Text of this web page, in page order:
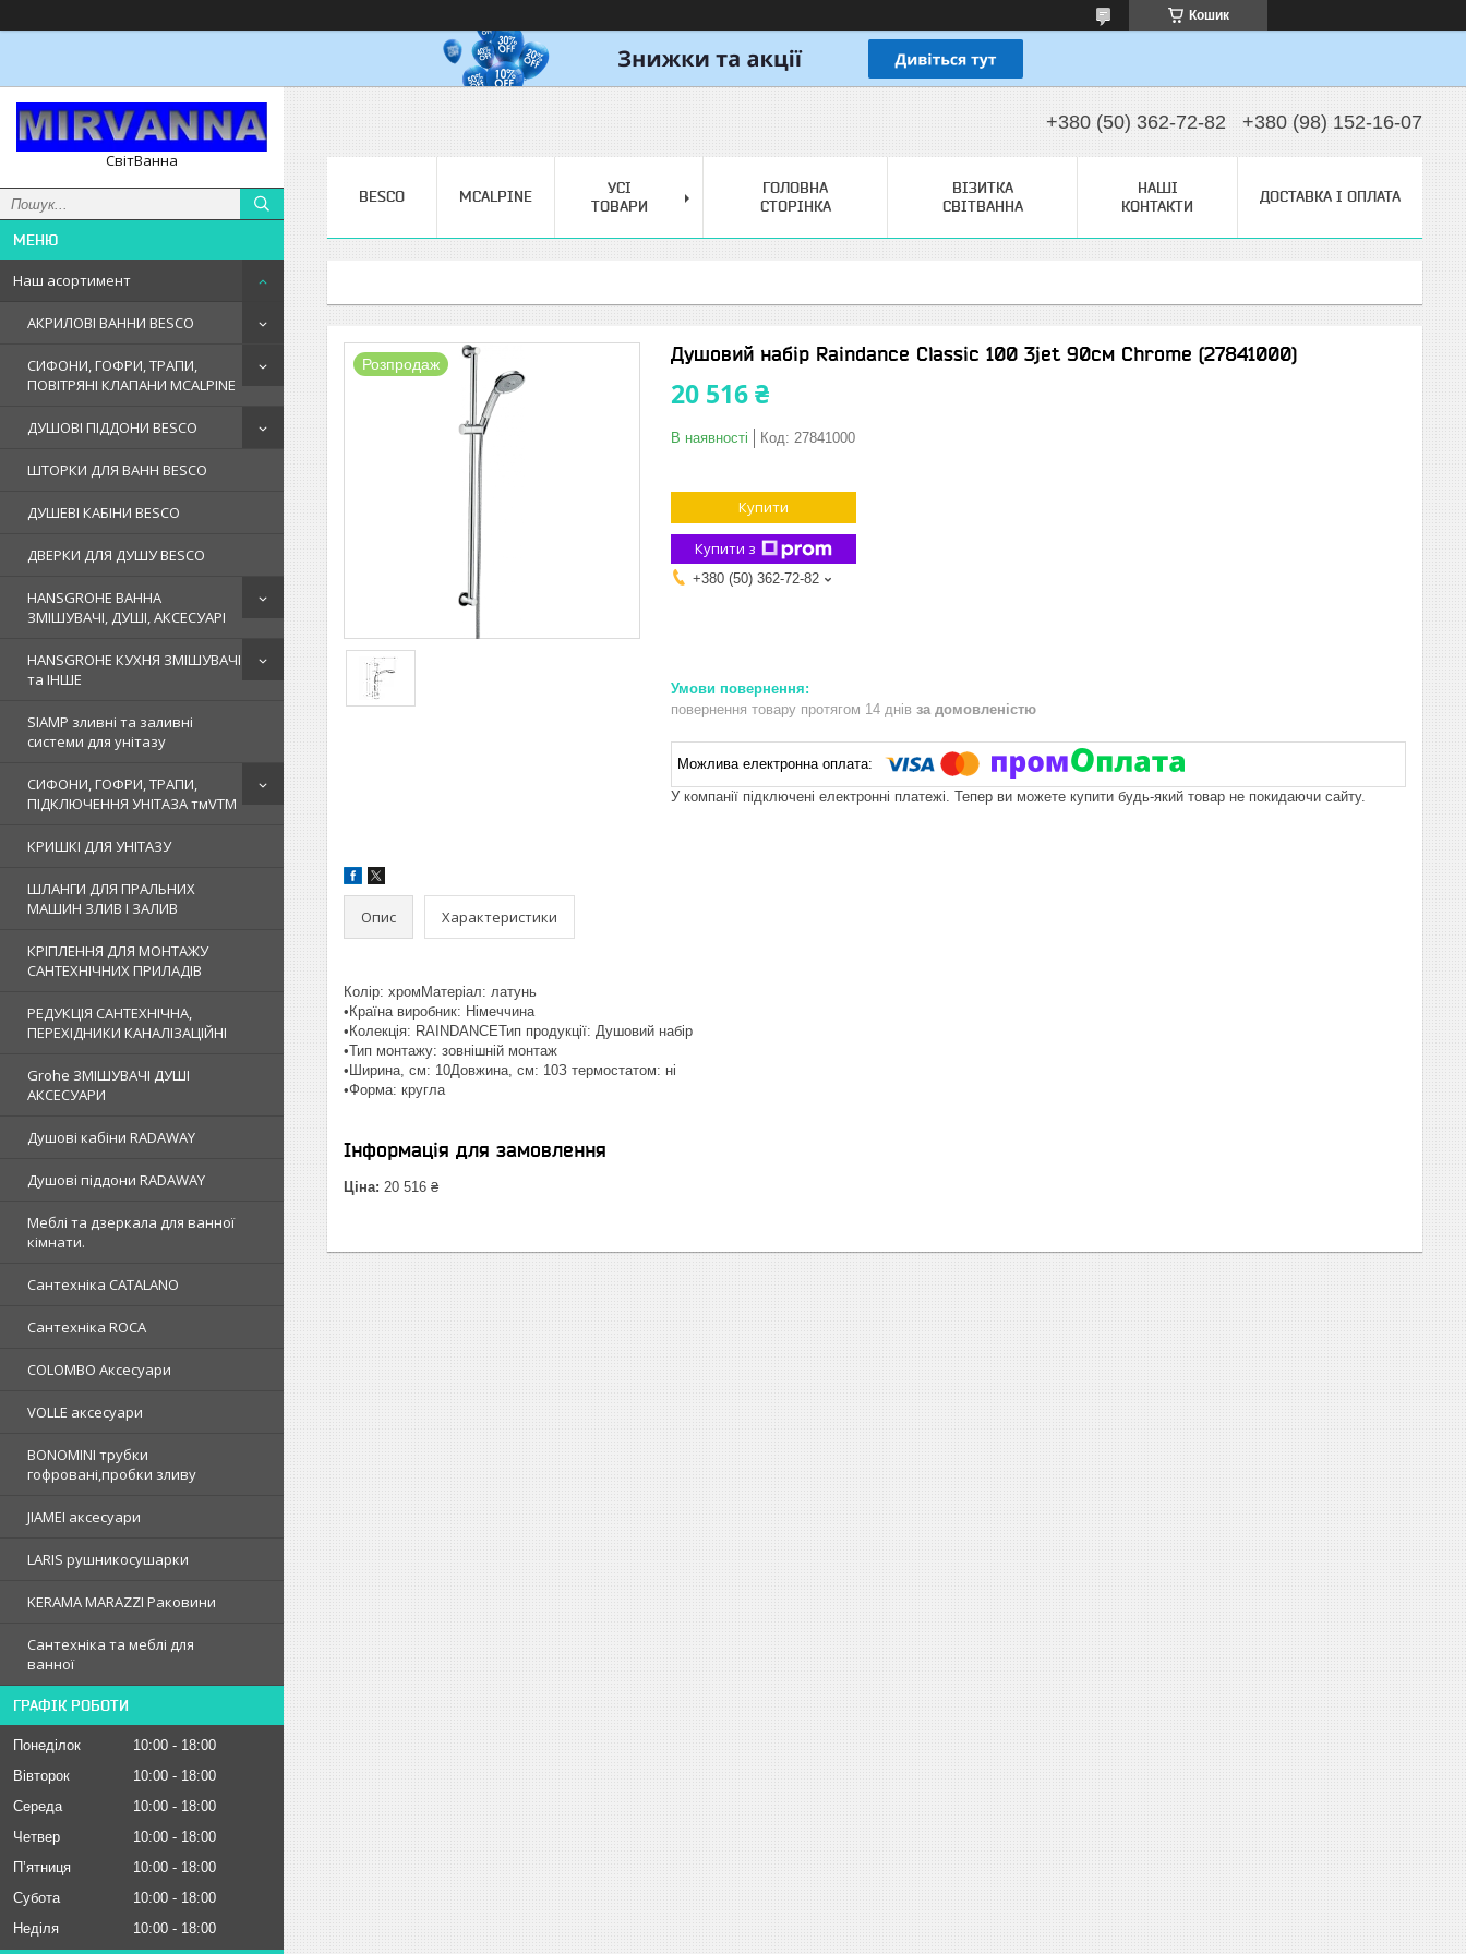
Кошик
СвітВанна
Наш асортимент
АКРИЛОВІ ВАННИ BESCO
СИФОНИ, ГОФРИ, ТРАПИ,
ПОВІТРЯНІ КЛАПАНИ MCALPINE
ДУШОВІ ПІДДОНИ BESCO
ШТОРКИ ДЛЯ ВАНН BESCO
ДУШЕВІ КАБІНИ BESCO
ДВЕРКИ ДЛЯ ДУШУ BESCO
HANSGROHE ВАННА
ЗМІШУВАЧІ, ДУШІ, АКСЕСУАРІ
HANSGROHE КУХНЯ ЗМІШУВАЧІ
та ІНШЕ
SIAMP зливні та заливні
системи для унітазу
СИФОНИ, ГОФРИ, ТРАПИ,
ПІДКЛЮЧЕННЯ УНІТАЗА тмVTM
КРИШКІ ДЛЯ УНІТАЗУ
ШЛАНГИ ДЛЯ ПРАЛЬНИХ
МАШИН ЗЛИВ І ЗАЛИВ
КРІПЛЕННЯ ДЛЯ МОНТАЖУ
САНТЕХНІЧНИХ ПРИЛАДІВ
РЕДУКЦІЯ САНТЕХНІЧНА,
ПЕРЕХІДНИКИ КАНАЛІЗАЦІЙНІ
Grohe ЗМIШУВАЧI ДУШI
АКСЕСУАРИ
Душовi кабiни RADAWAY
Душовi пiддони RADAWAY
Меблi та дзеркала для ванної
кімнати.
Сантехнiка CATALANO
Сантехнiка ROCA
COLOMBO Аксесуари
VOLLE аксесуари
BONOMINI трубки
гофрованi,пробки зливу
JIAMEI аксесуари
LARIS рушникосушарки
KERAMA MARAZZI Раковини
Сантехніка та меблі для
ванної
ГРАФІК РОБОТИ
Понеділок 10:00
18:00
Вівторок
10:00
18:00
Середа
10:00
18:00
Четвер
10:00
18:00
Пʼятниця
10:00
18:00
Субота
10:00
18:00
Неділя
10:00 18:00
+380 (50) 362-72-82 +380 (98) 152-16-07
BESCO MCALPINE
УСІ
ТОВАРИ
ГОЛОВНА
СТОРІНКА
ВІЗИТКА
СВІТВАННА
НАШІ
КОНТАКТИ
ДОСТАВКА І ОПЛАТА
Розпродаж Душовий набір Raindance Classic 100 3jet 90см Chrome (27841000)
20 516 ₴
В наявності Код: 27841000
Купити
Купити з
+380 (50) 362-72-82
повернення товару протягом 14 днів за домовленістю
У компанії підключені електронні платежі. Тепер ви можете купити будь-який товар не покидаючи сайту.
Опис Характеристики
Колір: хромМатеріал: латунь
•Країна виробник: Німеччина
•Колекція: RAINDANCEТип продукції: Душовий набір
•Тип монтажу: зовнішній монтаж
•Ширина, см: 10Довжина, см: 10З термостатом: ні
•Форма: кругла
Інформація для замовлення
Ціна: 20 516 ₴